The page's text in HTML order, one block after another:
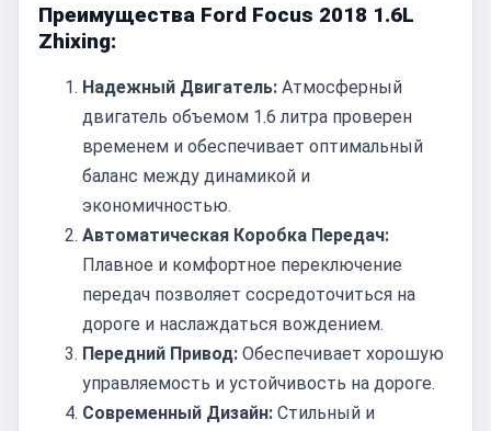
Преимущества Ford Focus 2018 1.6L
Zhixing:
Надежный Двигатель: Атмосферный
двигатель объемом 1.6 литра проверен
временем и обеспечивает оптимальный
баланс между динамикой и
экономичностью.
Автоматическая Коробка Передач:
Плавное и комфортное переключение
передач позволяет сосредоточиться на
дороге и наслаждаться вождением.
Передний Привод: Обеспечивает хорошую
управляемость и устойчивость на дороге.
Современный Дизайн: Стильный и